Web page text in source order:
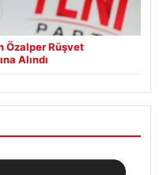
Özalper Rüşvet
Alındı